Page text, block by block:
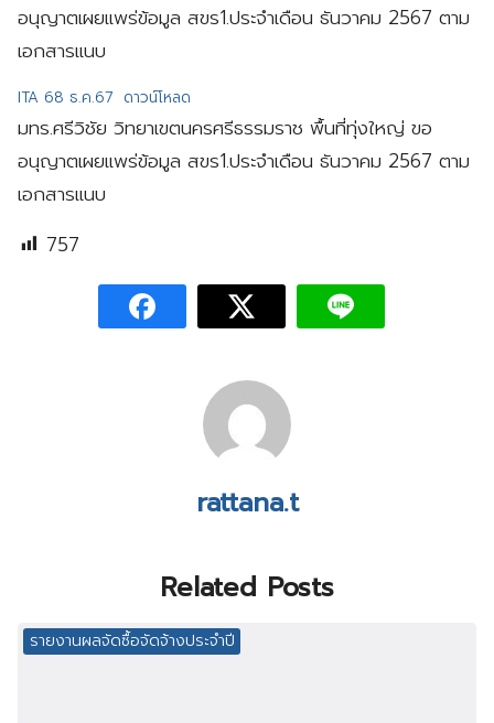
อนุญาตเผยแพร่ข้อมูล สขร1.ประจำเดือน ธันวาคม 2567 ตาม
เอกสารแนบ
ITA 68 ธ.ค.67 ดาวน์โหลด
มทร.ศรีวิชัย วิทยาเขตนครศรีธรรมราช พื้นที่ทุ่งใหญ่ ขอ
อนุญาตเผยแพร่ข้อมูล สขร1.ประจำเดือน ธันวาคม 2567 ตาม
เอกสารแนบ
757
rattana.t
Related Posts
รายงานผลจัดซื้อจัดจ้างประจำปี